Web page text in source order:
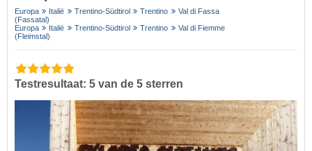
Europa Italië Trentino-Südtirol Trentino
Val di Fassa
(Fassatal)
Europa
Italië Trentino-Südtirol Trentino
Val di Fiemme
(Fleimstal)
Testresultaat: 5 van de 5 sterren